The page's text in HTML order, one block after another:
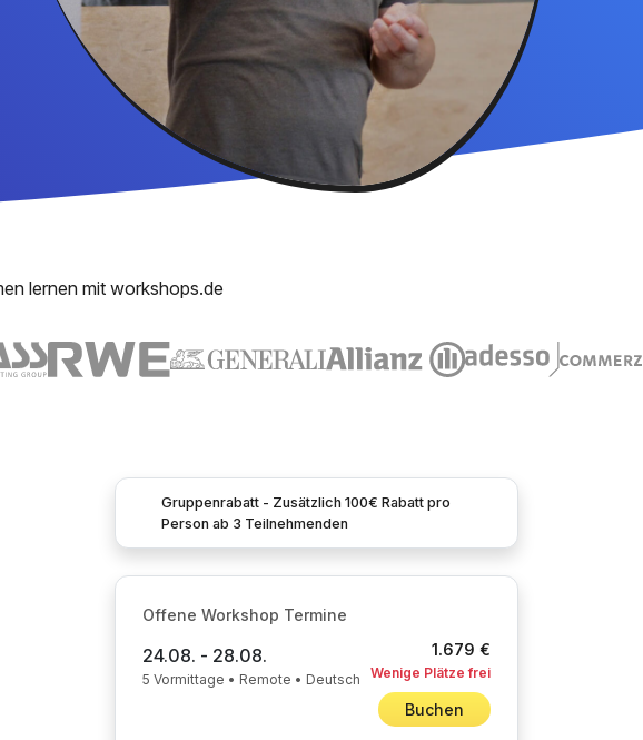
lernen mit workshops.de
Gruppenrabatt - Zusätzlich 100€ Rabatt pro
Person ab 3 Teilnehmenden
Offene Workshop Termine
24.08. - 28.08.
5 Vormittage • Remote • Deutsch
1.679 €
Wenige Plätze frei
Buchen